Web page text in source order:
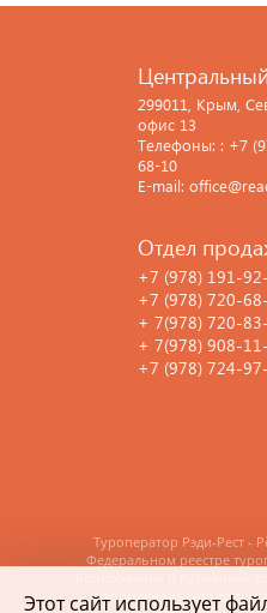
299011, Крым,
офис 13
Телефоны: : +7
68-10
E-mail:
Отдел
+7 (978) 191-
+7 (978) 720-
+ 7(978) 720-
+ 7(978) 908-
+7 (978) 724-
Туроператор Рэди-Рест -
Федеральном реестре
оформления сайта
Этот сайт использует